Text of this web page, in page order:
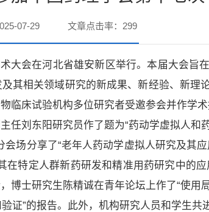
07-29 文章点击率： 299
大会在河北省雄安新区举行。本届大会旨
其相关领域研究的新成果、新经验、新理
临床试验机构多位研究者受邀参会并作学术
任刘东阳研究员作了题为“药动学虚拟人和
场分享了“老年人药动学虚拟人研究及其
特定人群新药研发和精准用药研究中的
博士研究生陈精诚在青年论坛上作了“使用
证”的报告。此外，机构研究人员和学生共